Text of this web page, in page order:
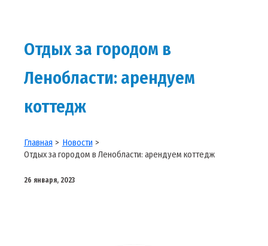
Отдых за городом в
Ленобласти: арендуем
коттедж
Главная
Новости
Отдых за городом в Ленобласти: арендуем коттедж
26 января, 2023